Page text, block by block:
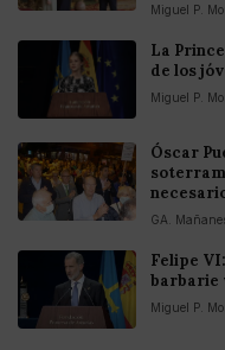
Miguel P.
La
de los
Miguel P.
Óscar
GA.
Felipe
barbarie
Miguel P.